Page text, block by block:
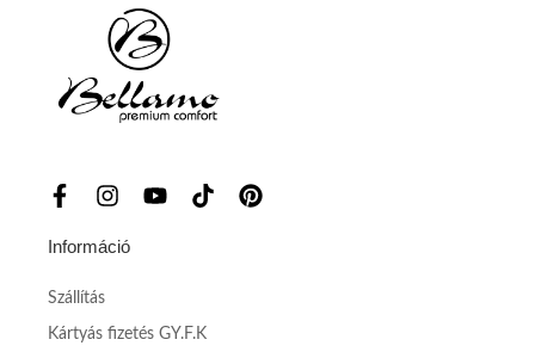
Információ
Szállítás
Kártyás fizetés GY.F.K